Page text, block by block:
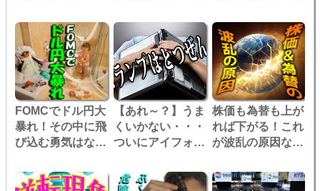
機一髪！！
FOMCでドル円大
暴れ！その中に飛
び込む勇気はな
【あれ～？】うま
くいかない・・・
ついにアイフォレ
か・・・？
株価も為替も上が
れば下がる！これ
が波乱の原因なの